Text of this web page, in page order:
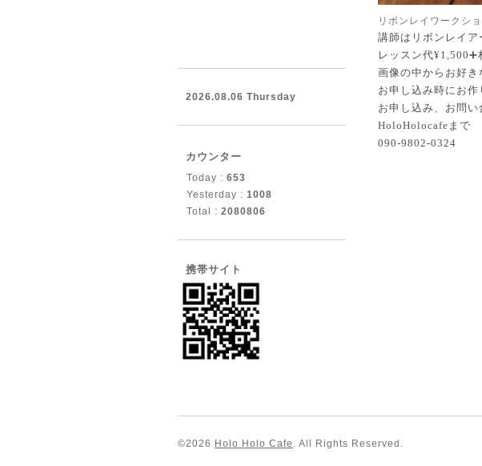
リボンレイワークシ
講師はリボンレイア
レッスン代
画像の中からお好き
お申し込み時にお作
お申し込み、お問い
HoloHolocafeまで
090-9802-0324
2026.08.06 Thursday
カウンター
Today : 653
Yesterday : 1008
Total : 2080806
携帯サイト
©2026 Holo Holo Cafe . All Rights Reserved.